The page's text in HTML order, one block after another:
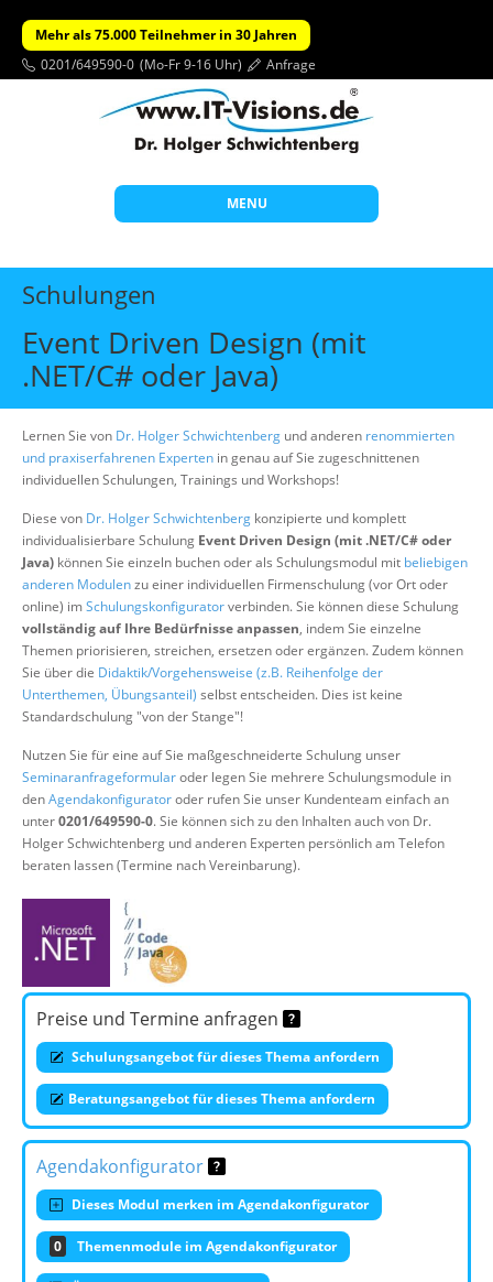
Mehr als 75.000 Teilnehmer in 30 Jahren
0201/649590-0 (Mo-Fr 9-16 Uhr) Anfrage
MENU
Start
Themen
Beratung
Individuelle Schulungen
Offene Seminare
Wissen
Suche
Schulungen
Event Driven Design (mit
.NET/C# oder Java)
Lernen Sie von Dr. Holger Schwichtenberg und anderen renommierten
und praxiserfahrenen Experten in genau auf Sie zugeschnittenen
individuellen Schulungen, Trainings und Workshops!
Diese von Dr. Holger Schwichtenberg konzipierte und komplett
individualisierbare Schulung Event Driven Design (mit .NET/C# oder
Java) können Sie einzeln buchen oder als Schulungsmodul mit beliebigen
anderen Modulenzu einer individuellen Firmenschulung (vor Ort oder
online) imSchulungskonfiguratorverbinden. Sie können diese Schulung
vollständig auf Ihre Bedürfnisse anpassen, indem Sie einzelne
Themen priorisieren, streichen, ersetzen oder ergänzen. Zudem können
Sie über die Didaktik/Vorgehensweise (z.B. Reihenfolge der
Unterthemen, Übungsanteil) selbst entscheiden. Dies ist keine
Standardschulung "von der Stange"!
Nutzen Sie für eine auf Sie maßgeschneiderte Schulung unser
Seminaranfrageformularoder legen Sie mehrere Schulungsmodule in
denAgendakonfiguratoroder rufen Sie unser Kundenteam einfach an
unter0201/649590-0. Sie können sich zu den Inhalten auch von Dr.
Holger Schwichtenberg und anderen Experten persönlich am Telefon
beraten lassen (Termine nach Vereinbarung).
Preise und Termine anfragen
Schulungsangebot für dieses Thema anfordern
Beratungsangebot für dieses Thema anfordern
Agendakonfigurator
Dieses Modul merken im Agendakonfigurator
0 Themenmodule im Agendakonfigurator